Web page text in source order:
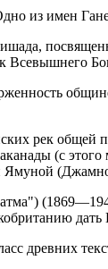
из имен
Всевышнего
рек общей
(с
Ямуной
дать
древних